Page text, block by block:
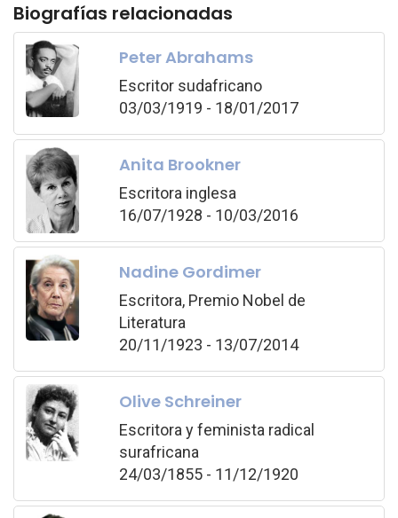
Biografías relacionadas
Peter Abrahams
Escritor sudafricano
03/03/1919 - 18/01/2017
Anita Brookner
Escritora inglesa
16/07/1928 - 10/03/2016
Nadine Gordimer
Escritora, Premio Nobel de
Literatura
20/11/1923 - 13/07/2014
Olive Schreiner
Escritora y feminista radical
surafricana
24/03/1855 - 11/12/1920